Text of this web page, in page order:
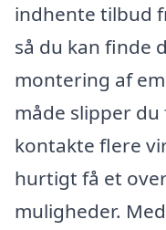
indhente tilbud
så du kan finde
montering af
måde slipper
kontakte flere
hurtigt få et
muligheder.